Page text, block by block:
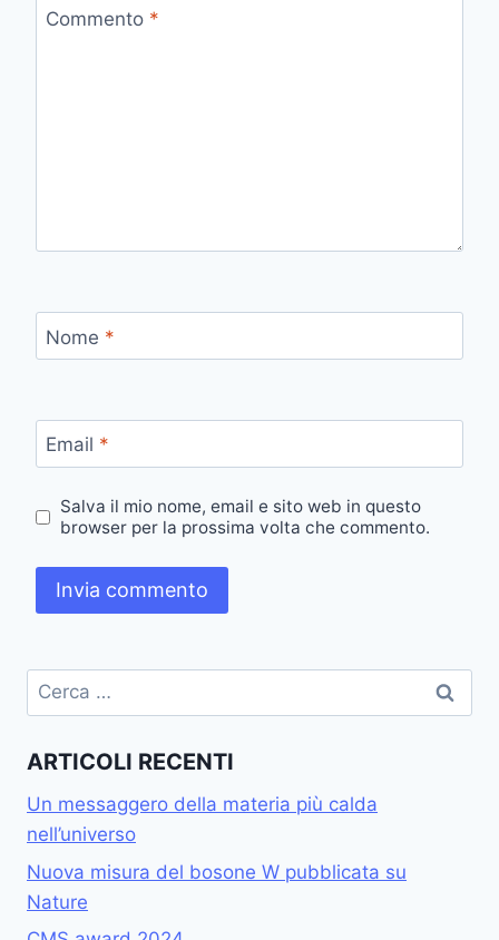
Commento *
Nome *
Email *
Salva il mio nome, email e sito web in questo
browser per la prossima volta che commento.
ARTICOLI RECENTI
Un messaggero della materia più calda
nell’universo
Nuova misura del bosone W pubblicata su
Nature